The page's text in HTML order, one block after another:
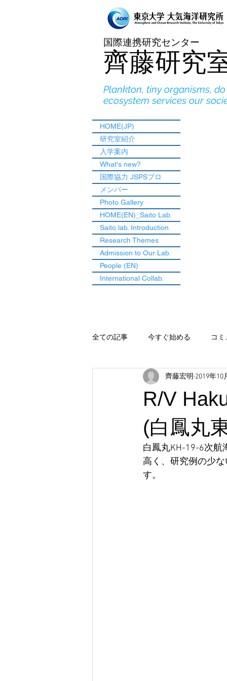
国際連携研究センター
齊藤研究
Plankton, tiny organisms,
ecosystem services our
全ての記事 今すぐ始める コ
R/V
(白鳳丸
齊藤宏明 2019年10
白鳳丸KH-19-6次航
高く、研究例の少
す。
HOME(JP)
研究室紹介
入学案内
What's new?
国際協力 JSPSプロ
メンバー
Photo Gallery
HOME(EN)_Saito Lab.
Saito lab. Introduction
Research Themes
Admission to Our Lab.
People (EN)
International Collab.